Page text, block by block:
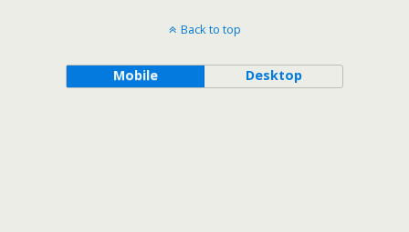
Back to top
Mobile Desktop